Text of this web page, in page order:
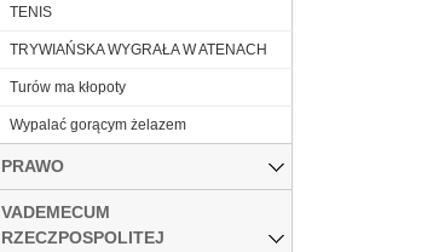
TENIS
TRYWIAŃSKA WYGRAŁA W ATENACH
Turów ma kłopoty
Wypalać gorącym żelazem
PRAWO
VADEMECUM
RZECZPOSPOLITEJ